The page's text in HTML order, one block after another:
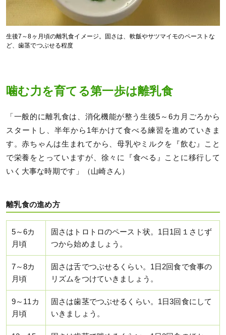
生後7～8ヶ月頃の離乳食イメージ。固さは、軟飯やサツマイモのペーストな
ど、歯茎でつぶせる程度
噛む力を育てる第一歩は離乳食
「一般的に離乳食は、消化機能が整う生後5～6カ月ごろから
スタートし、半年から1年かけて食べる練習を進めていきま
す。赤ちゃんは生まれてから、母乳やミルクを『飲む』こと
で栄養をとっていますが、徐々に『食べる』ことに移行して
いく大事な時期です」（山崎さん）
離乳食の進め方
5～6カ
月頃
固さはトロトロのペースト状。1日1回１さじず
つから始めましょう。
7～8カ
月頃
固さは舌でつぶせるくらい。1日2回食で食事の
リズムをつけていきましょう。
9～11カ
月頃
固さは歯茎でつぶせるくらい。1日3回食にして
いきましょう。